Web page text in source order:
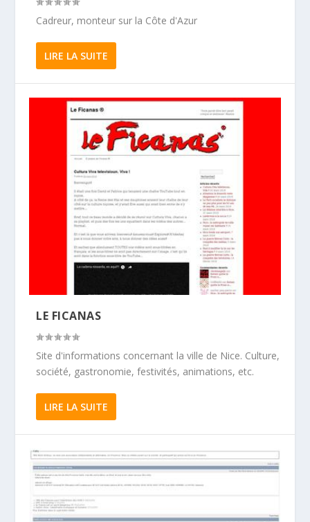
Cadreur, monteur sur la Côte d'Azur
LIRE LA SUITE
LE FICANAS
Site d'informations concernant la ville de Nice. Culture,
société, gastronomie, festivités, animations, etc.
LIRE LA SUITE